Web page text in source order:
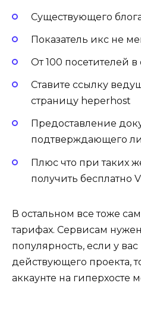
Существующего
Показатель икс не
От 100 посетителей в
Ставите ссылку
страницу heperhost
Предоставление
подтверждающего
Плюс что при таких
получить бесплатно
В остальном все тоже
тарифах. Сервисам
популярность, если у вас
действующего проекта,
аккаунте на гиперхосте